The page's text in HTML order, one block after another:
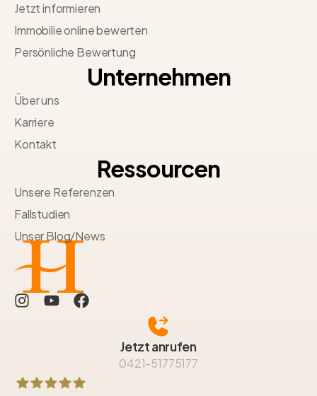
Jetzt anrufen
0421-51775177
Jetzt informieren
Immobilie online bewerten
Persönliche Bewertung
Unternehmen
Über uns
Karriere
Kontakt
Ressourcen
Unsere Referenzen
Fallstudien
Unser Blog/News